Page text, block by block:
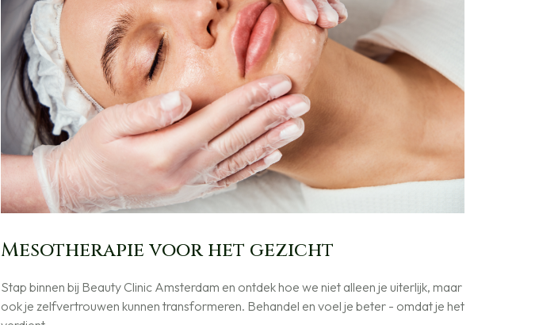
Mesotherapie voor het gezicht
Stap binnen bij Beauty Clinic Amsterdam en ontdek hoe we niet alleen je uiterlijk, maar
ook je zelfvertrouwen kunnen transformeren. Behandel en voel je beter - omdat je het